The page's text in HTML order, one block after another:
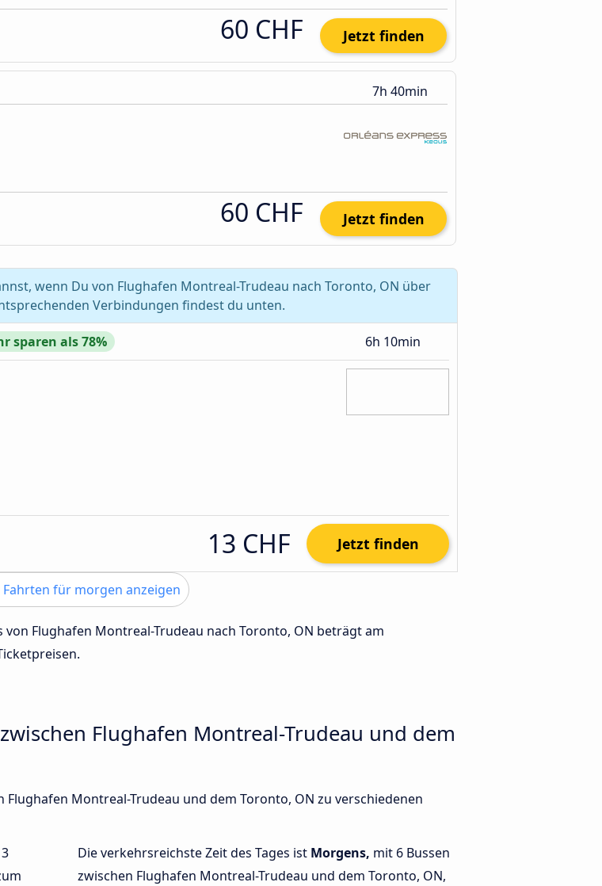
60 CHF Jetzt finden
7h 40min
60 CHF Jetzt finden
wenn Du von Flughafen Montreal-Trudeau nach Toronto, ON über
Verbindungen findest du unten.
sparen als 78%
6h 10min
13 CHF Jetzt finden
Fahrten für morgen anzeigen
Flughafen Montreal-Trudeau nach Toronto, ON beträgt am
Flughafen Montreal-Trudeau und dem
Montreal-Trudeau und dem Toronto, ON zu verschiedenen
Die verkehrsreichste Zeit des Tages ist Morgens, mit 6 Bussen
zwischen Flughafen Montreal-Trudeau und dem Toronto, ON,